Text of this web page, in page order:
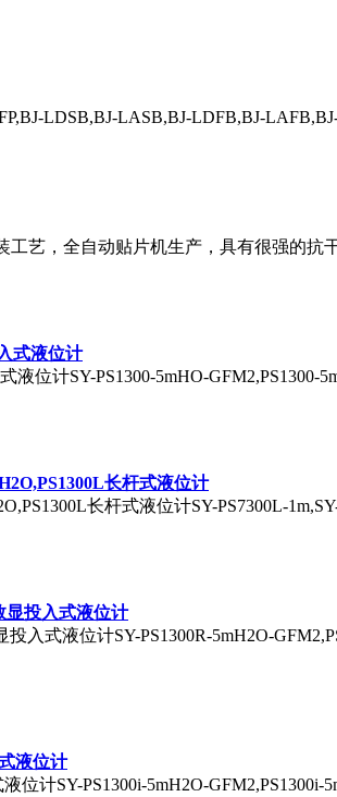
LDSB,BJ-LASB,BJ-LDFB,BJ-
工艺，全自动贴片机生产，具有很强的抗
式液位计
液位计SY-PS1300-5mHO-GFM2,PS1300-
长杆式液位计
长杆式液位计SY-PS7300L-
显投入式液位计
投入式液位计SY-PS1300R-5mH2O-
液位计
位计SY-PS1300i-5mH2O-GFM2,PS1300i-